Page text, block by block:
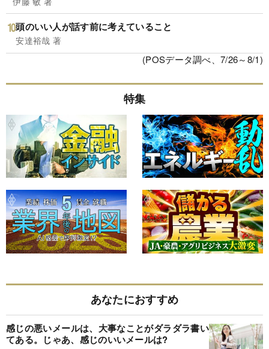
頭のいい人が話す前に考えていること
安達裕哉 著
(POSデータ調べ、7/26～8/1)
特集
あなたにおすすめ
感じの悪いメールは、大事なことがダラダラ書い
てある。じゃあ、感じのいいメールは?